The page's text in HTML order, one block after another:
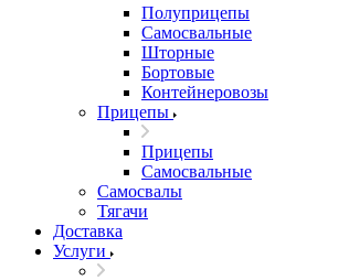
Полуприцепы
Самосвальные
Шторные
Бортовые
Контейнеровозы
Прицепы
Прицепы
Самосвальные
Самосвалы
Тягачи
Доставка
Услуги